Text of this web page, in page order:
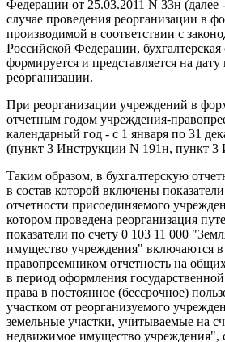
Федерации от 25.03.2011 N 33н
случае проведения реорганизации в
производимой в соответствии с
Российской Федерации, бухгалтерская
формируется и представляется на
реорганизации.
При реорганизации учреждений в
отчетным годом учреждения-
календарный год - с 1 января по 31
(пункт 3 Инструкции N 191н, пункт 3
Таким образом, в бухгалтерскую
в состав которой включены показатели
отчетности присоединяемого
котором проведена реорганизация
показатели по счету 0 103 11 000
имущество учреждения" включаются
правопреемником отчетность на
в период оформления
права в постоянное (бессрочное)
участком от реорганизуемого
земельные участки, учитываемые на
недвижимое имущество учреждения",